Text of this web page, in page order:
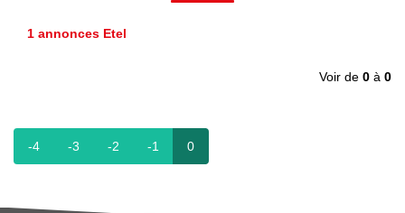
Nous Rejoindre
Budget max
1 annonces Etel
Voir de 0 à 0
-4 -3 -2 -1 0